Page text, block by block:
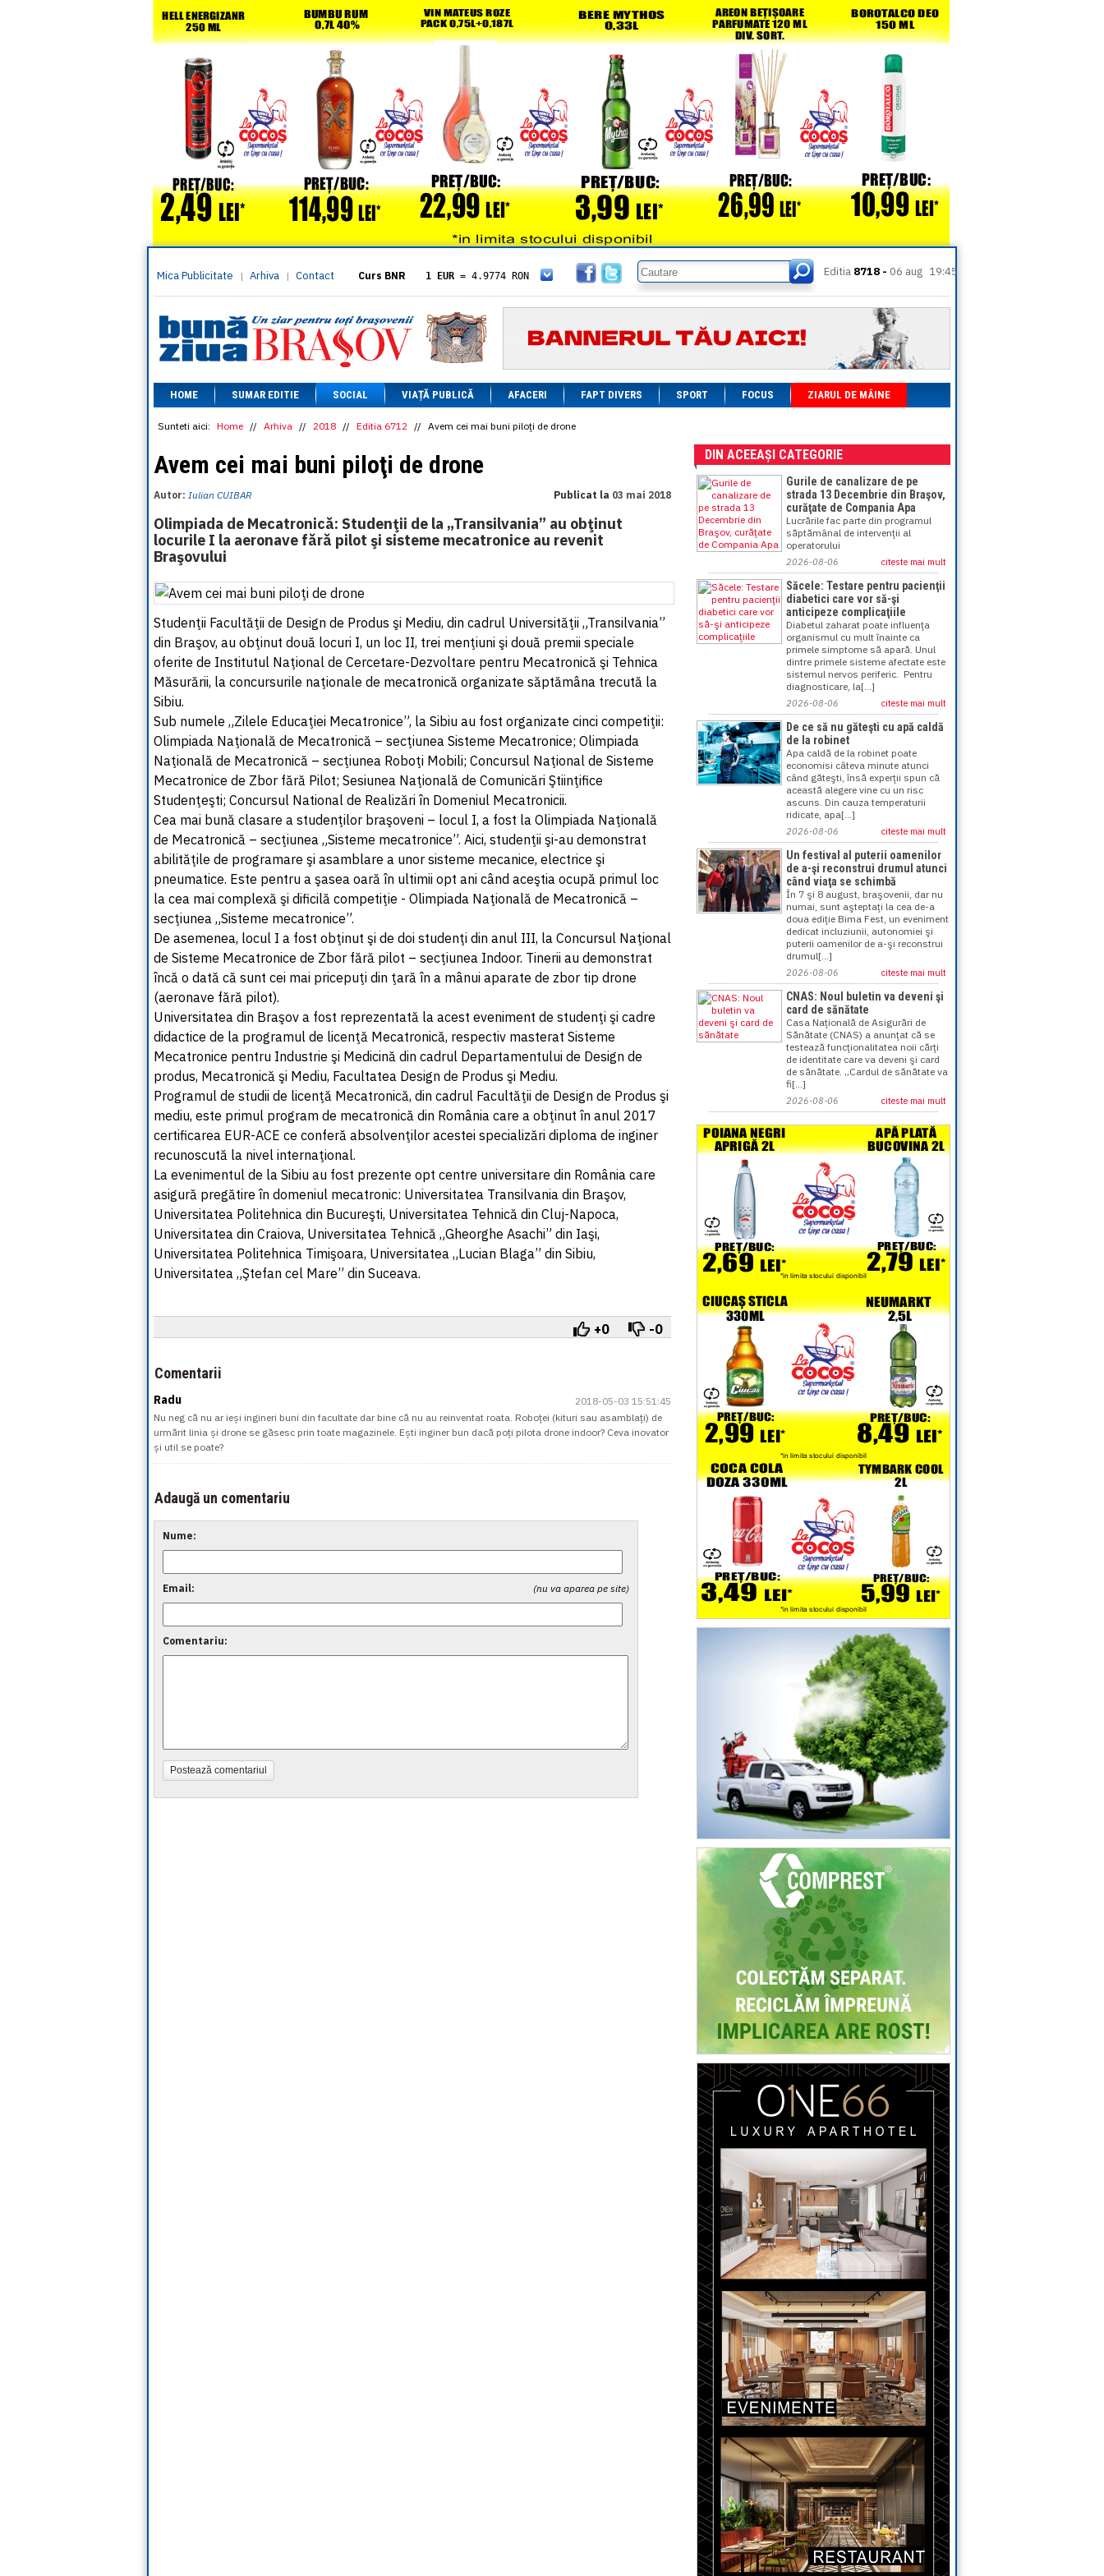
Mica Publicitate | Arhiva | Contact Curs BNR 1 EUR = 4.9774 RON
= 5.8304 RON
1 XAU= 464.4611 RON
1 AED= 1.1933 RON
1 AUD= 2.7957 RON
1 BGN= 2.5449 RON
1 CAD= 3.1559 RON
1 CHF= 5.2813 RON
1 CNY = 0.6015 RON
1 DKK
1 EGP= 0.0860 RON
1 KRW = 0.3047 RON
1 MDL= 0.2538 RON
1 PLN= 1.1646 RON
1 RSD= 0.0425 RON
1 RUB= 0.0530 RON
1 SEK= 0.4526 RON
1 TRY= 0.1141 RON
1 UAH= 0.1048 RON
1 XDR= 5.9383 RON
Editia 8718 - 06 aug 19:45
HOME SUMAR EDITIE SOCIAL VIAȚĂ PUBLICĂ AFACERI FAPT DIVERS SPORT FOCUS ZIARUL DE MÂINE
Sunteti aici: Home // Arhiva // 2018 // Editia 6712 // Avem cei mai buni piloţi de drone
Avem cei mai buni piloţi de drone
Autor: Iulian CUIBAR Publicat la 03 mai 2018
Olimpiada de Mecatronică: Studenţii de la „Transilvania” au obţinut
locurile I la aeronave fără pilot şi sisteme mecatronice au revenit
Braşovului
Studenţii Facultăţii de Design de Produs şi Mediu, din cadrul Universităţii „Transilvania”
din Braşov, au obţinut două locuri I, un loc II, trei menţiuni şi două premii speciale
oferite de Institutul Naţional de Cercetare-Dezvoltare pentru Mecatronică şi Tehnica
Măsurării, la concursurile naţionale de mecatronică organizate săptămâna trecută la
Sibiu.
Sub numele „Zilele Educaţiei Mecatronice”, la Sibiu au fost organizate cinci competiţii:
Olimpiada Naţională de Mecatronică – secţiunea Sisteme Mecatronice; Olimpiada
Naţională de Mecatronică – secţiunea Roboţi Mobili; Concursul Naţional de Sisteme
Mecatronice de Zbor fără Pilot; Sesiunea Naţională de Comunicări Ştiinţifice
Studenţeşti; Concursul National de Realizări în Domeniul Mecatronicii.
Cea mai bună clasare a studenţilor braşoveni – locul I, a fost la Olimpiada Naţională
de Mecatronică – secţiunea „Sisteme mecatronice”. Aici, studenţii şi-au demonstrat
abilităţile de programare şi asamblare a unor sisteme mecanice, electrice şi
pneumatice. Este pentru a şasea oară în ultimii opt ani când aceştia ocupă primul loc
la cea mai complexă şi dificilă competiţie - Olimpiada Naţională de Mecatronică –
secţiunea „Sisteme mecatronice”.
De asemenea, locul I a fost obţinut şi de doi studenţi din anul III, la Concursul Naţional
de Sisteme Mecatronice de Zbor fără pilot – secţiunea Indoor. Tinerii au demonstrat
încă o dată că sunt cei mai pricepuţi din ţară în a mânui aparate de zbor tip drone
(aeronave fără pilot).
Universitatea din Braşov a fost reprezentată la acest eveniment de studenţi şi cadre
didactice de la programul de licenţă Mecatronică, respectiv masterat Sisteme
Mecatronice pentru Industrie şi Medicină din cadrul Departamentului de Design de
produs, Mecatronică şi Mediu, Facultatea Design de Produs şi Mediu.
Programul de studii de licenţă Mecatronică, din cadrul Facultăţii de Design de Produs şi
mediu, este primul program de mecatronică din România care a obţinut în anul 2017
certificarea EUR-ACE ce conferă absolvenţilor acestei specializări diploma de inginer
recunoscută la nivel internaţional.
La evenimentul de la Sibiu au fost prezente opt centre universitare din România care
asigură pregătire în domeniul mecatronic: Universitatea Transilvania din Braşov,
Universitatea Politehnica din Bucureşti, Universitatea Tehnică din Cluj-Napoca,
Universitatea din Craiova, Universitatea Tehnică „Gheorghe Asachi” din Iaşi,
Universitatea Politehnica Timişoara, Universitatea „Lucian Blaga” din Sibiu,
Universitatea „Ştefan cel Mare” din Suceava.
+0 -0
Comentarii
Radu
2018-05-03 15:51:45
Nu neg că nu ar ieși ingineri buni din facultate dar bine că nu au reinventat roata. Roboței (kituri sau asamblați) de
urmărit linia și drone se găsesc prin toate magazinele. Ești inginer bun dacă poți pilota drone indoor? Ceva inovator
și util se poate?
Adaugă un comentariu
Nume:
(nu va aparea pe site)
Email:
Comentariu:
Postează comentariul
DIN ACEEAȘI CATEGORIE
Gurile de canalizare de pe
strada 13 Decembrie din Braşov,
curăţate de Compania Apa
Lucrările fac parte din programul
săptămânal de intervenţii al
operatorului
2026-08-06 citeste mai mult
Săcele: Testare pentru pacienţii
diabetici care vor să-şi
anticipeze complicaţiile
Diabetul zaharat poate influenţa
organismul cu mult înainte ca
primele simptome să apară. Unul
dintre primele sisteme afectate este
sistemul nervos periferic. Pentru
diagnosticare, la[...]
2026-08-06 citeste mai mult
De ce să nu găteşti cu apă caldă
de la robinet
Apa caldă de la robinet poate
economisi câteva minute atunci
când găteşti, însă experţii spun că
această alegere vine cu un risc
ascuns. Din cauza temperaturii
ridicate, apa[...]
2026-08-06 citeste mai mult
Un festival al puterii oamenilor
de a-şi reconstrui drumul atunci
când viaţa se schimbă
În 7 şi 8 august, braşovenii, dar nu
numai, sunt aşteptaţi la cea de-a
doua ediţie Bima Fest, un eveniment
dedicat incluziunii, autonomiei şi
puterii oamenilor de a-şi reconstrui
drumul[...]
2026-08-06 citeste mai mult
CNAS: Noul buletin va deveni şi
card de sănătate
Casa Naţională de Asigurări de
Sănătate (CNAS) a anunţat că se
testează funcţionalitatea noii cărţi
de identitate care va deveni şi card
de sănătate. „Cardul de sănătate va
fi[...]
2026-08-06 citeste mai mult